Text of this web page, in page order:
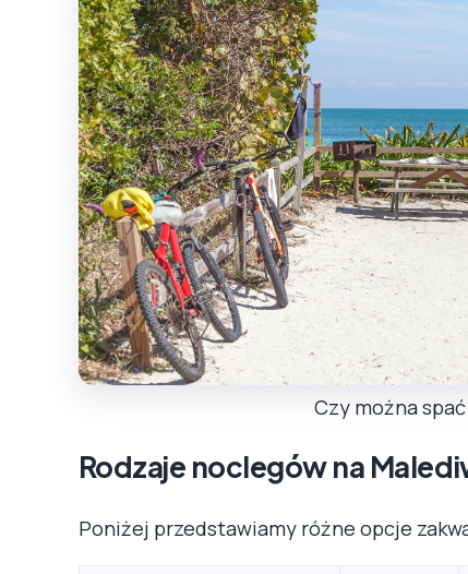
Czy można
Rodzaje noclegów na
Poniżej przedstawiamy różne opcje